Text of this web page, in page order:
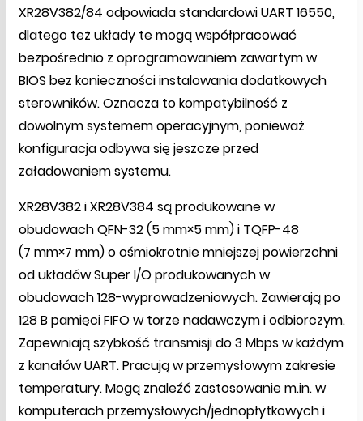
XR28V382/84 odpowiada standardowi UART 16550,
dlatego też układy te mogą współpracować
bezpośrednio z oprogramowaniem zawartym w
BIOS bez konieczności instalowania dodatkowych
sterowników. Oznacza to kompatybilność z
dowolnym systemem operacyjnym, ponieważ
konfiguracja odbywa się jeszcze przed
załadowaniem systemu.
XR28V382 i XR28V384 są produkowane w
obudowach QFN-32 (5 mm×5 mm) i TQFP-48
(7 mm×7 mm) o ośmiokrotnie mniejszej powierzchni
od układów Super I/O produkowanych w
obudowach 128-wyprowadzeniowych. Zawierają po
128 B pamięci FIFO w torze nadawczym i odbiorczym.
Zapewniają szybkość transmisji do 3 Mbps w każdym
z kanałów UART. Pracują w przemysłowym zakresie
temperatury. Mogą znaleźć zastosowanie m.in. w
komputerach przemysłowych/jednopłytkowych i